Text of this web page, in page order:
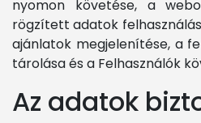
nyomon követése, a
rögzített adatok
ajánlatok megjelenítése, a
tárolása és a Felhasználók
Az adatok